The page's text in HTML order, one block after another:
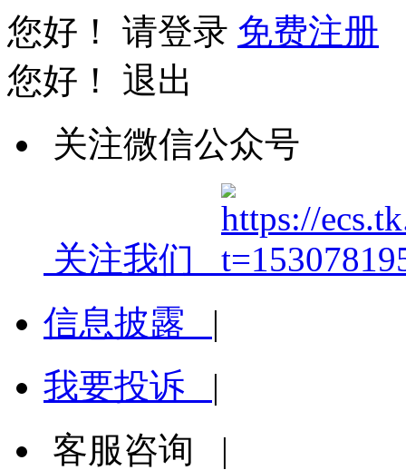
您好！ 请登录 免费注册
您好！ 退出
关注微信公众号
关注我们
信息披露 |
我要投诉 |
客服咨询 |